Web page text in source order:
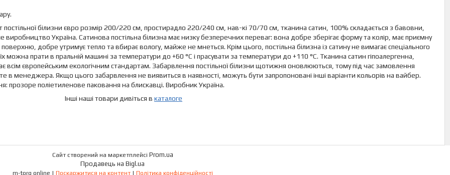
постільної білизни євро розмір 200/220 см, простирадло 220/240 см, нав-кі 70/70 см, тканина сатин, 100% складається з бавовни,
виробництво Україна. Сатинова постільна білизна має низку безперечних переваг: вона добре зберігає форму та колір, має приємну
добре утримує тепло та вбирає вологу, майже не мнеться. Крім цього, постільна білизна із сатину не вимагає спеціального
можна прати в пральній машині за температури до +60 °C і прасувати за температури до +110 °C. Тканина сатин гіпоалергенна,
всім європейським екологічним стандартам. Забарвлення постільної білизни щотижня оновлюються, тому під час замовлення
в менеджера. Якщо цього забарвлення не виявиться в наявності, можуть бути запропоновані інші варіанти кольорів на вайбер.
прозоре поліетиленове паковання на блискавці. Виробник Україна.
наші товари дивіться в каталоге
Сайт створений на маркетплейсі Prom.ua
Продавець на Bigl.ua
m-torg online | Поскаржитися на контент | Політика конфіденційності